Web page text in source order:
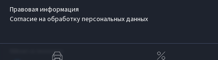
Правовая информация
Согласие на обработку персональных данных
Работает на технологиях